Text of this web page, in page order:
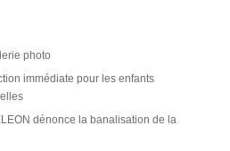
photo
immédiate pour les enfants
dénonce la banalisation de la